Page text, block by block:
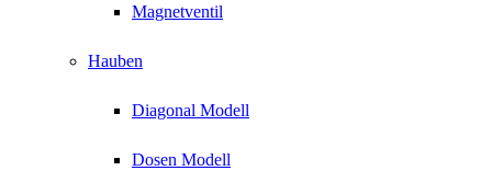
Magnetventil
Hauben
Diagonal Modell
Dosen Modell